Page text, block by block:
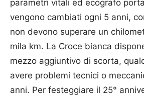
parametri vitali ed ecografo
vengono cambiati ogni 5 anni,
non devono superare un
mila km. La Croce bianca
mezzo aggiuntivo di scorta,
avere problemi tecnici o
anni. Per festeggiare il 25°